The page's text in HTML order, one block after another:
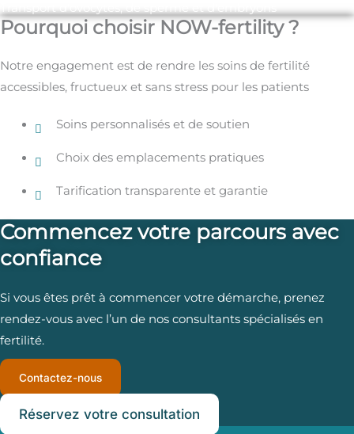
Transport d'ovocytes, de sperme et d'embryons
Pourquoi choisir NOW-fertility ?
Notre engagement est de rendre les soins de fertilité
accessibles, fructueux et sans stress pour les patients
Soins personnalisés et de soutien
Choix des emplacements pratiques
Tarification transparente et garantie
Commencez votre parcours avec
confiance
Si vous êtes prêt à commencer votre démarche, prenez
rendez-vous avec l’un de nos consultants spécialisés en
fertilité.
Contactez-nous
Réservez votre consultation